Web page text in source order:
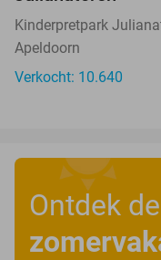
Kinderpretpark
Apeldoorn
Verkocht: 10.640
Ontdek